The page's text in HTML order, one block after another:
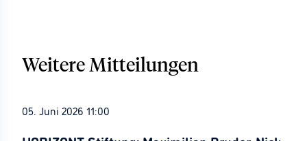
Weitere Mitteilungen
05. Juni 2026 11:00